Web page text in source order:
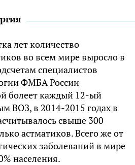
лет количество
во всем мире выросло в
специалистов
ФМБА России
болеет каждый 12-ый
ВОЗ, в 2014-2015 годах в
свыше 300
астматиков. Всего же от
заболеваний в мире
населения.